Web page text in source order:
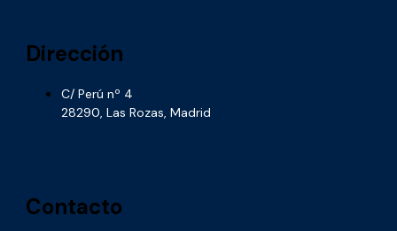
Dirección
C/ Perú nº 4
28290, Las Rozas, Madrid
Contacto